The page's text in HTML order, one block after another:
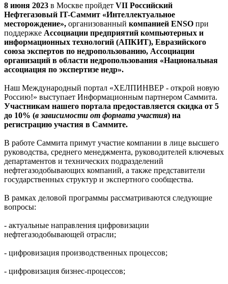
8 июня 2023 в Москве пройдет VII Российский
Нефтегазовый IT-Саммит «Интеллектуальное
месторождение», организованный компанией ENSO при
поддержке Ассоциации предприятий компьютерных и
информационных технологий (АПКИТ), Евразийского
союза экспертов по недропользованию, Ассоциации
организаций в области недропользования «Национальная
ассоциация по экспертизе недр».
Наш Международный портал «ХЕЛПИНВЕР - открой новую
Россию!» выступает Информационным партнером Саммита.
Участникам нашего портала предоставляется скидка от 5
до 10% (в зависимости от формата участия) на
регистрацию участия в Саммите.
В работе Саммита примут участие компании в лице высшего
руководства, среднего менеджмента, руководителей ключевых
департаментов и технических подразделений
нефтегазодобывающих компаний, а также представители
государственных структур и экспертного сообщества.
В рамках деловой программы рассматриваются следующие
вопросы:
- актуальные направления цифровизации
нефтегазодобывающей отрасли;
- цифровизация производственных процессов;
- цифровизация бизнес-процессов;